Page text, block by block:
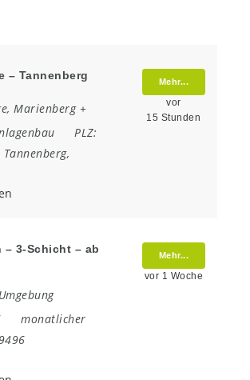
– Tannenberg
, Marienberg +
PLZ:
Tannenberg,
Mehr...
vor
15 Stunden
3-Schicht – ab
monatlicher
Mehr...
vor 1 Woche